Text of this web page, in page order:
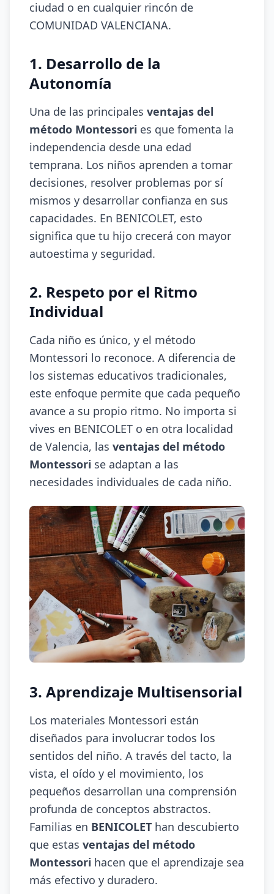
ciudad o en cualquier rincón de
COMUNIDAD VALENCIANA.
1. Desarrollo de la
Autonomía
Una de las principales ventajas del
método Montessori es que fomenta la
independencia desde una edad
temprana. Los niños aprenden a tomar
decisiones, resolver problemas por sí
mismos y desarrollar confianza en sus
capacidades. En BENICOLET, esto
significa que tu hijo crecerá con mayor
autoestima y seguridad.
2. Respeto por el Ritmo
Individual
Cada niño es único, y el método
Montessori lo reconoce. A diferencia de
los sistemas educativos tradicionales,
este enfoque permite que cada pequeño
avance a su propio ritmo. No importa si
vives en BENICOLET o en otra localidad
de Valencia, las ventajas del método
Montessori se adaptan a las
necesidades individuales de cada niño.
3. Aprendizaje Multisensorial
Los materiales Montessori están
diseñados para involucrar todos los
sentidos del niño. A través del tacto, la
vista, el oído y el movimiento, los
pequeños desarrollan una comprensión
profunda de conceptos abstractos.
Familias en BENICOLET han descubierto
que estas ventajas del método
Montessori hacen que el aprendizaje sea
más efectivo y duradero.